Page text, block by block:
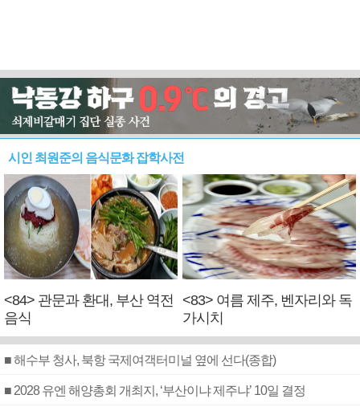
시인 최원준의 음식문화 잡학사전
<84> 관문과 환대, 부산 역전
음식
<83> 여름 제주, 벤자리와 독
가시치
■ 해수부 청사, 북항 국제여객터미널 옆에 선다(종합)
■ 2028 유엔 해양총회 개최지, ‘부산이냐 제주냐’ 10일 결정